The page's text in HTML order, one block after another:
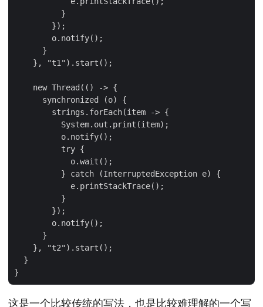
          }
        });
        o.notify();
      }
    }, "t1").start();
    new Thread(() -> {
      synchronized (o) {
        strings.forEach(item -> {
          System.out.print(item);
          o.notify();
          try {
            o.wait();
          } catch (InterruptedException e) {
            e.printStackTrace();
          }
        });
        o.notify();
      }
    }, "t2").start();
  }
这是一个比较传统的写法，也是比较难理解的一个写